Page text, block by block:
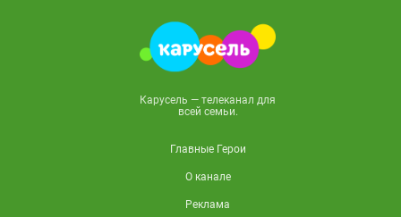
Карусель — телеканал для
всей семьи.
Главные Герои
О канале
Реклама